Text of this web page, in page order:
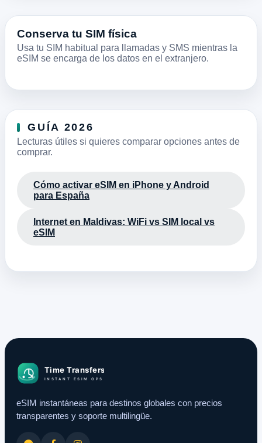
Conserva tu SIM física
Usa tu SIM habitual para llamadas y SMS mientras la
eSIM se encarga de los datos en el extranjero.
GUÍA 2026
Lecturas útiles si quieres comparar opciones antes de
comprar.
Cómo activar eSIM en iPhone y Android
para España
Internet en Maldivas: WiFi vs SIM local vs
eSIM
eSIM instantáneas para destinos globales con precios
transparentes y soporte multilingüe.